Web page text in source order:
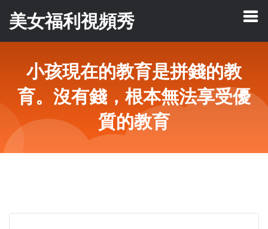
美女福利視頻秀
小孩現在的教育是拼錢的教
育。沒有錢，根本無法享受優
質的教育